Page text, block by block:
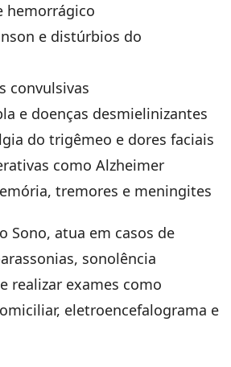
hemorrágico
e distúrbios do
convulsivas
e doenças desmielinizantes
do trigêmeo e dores faciais
como Alzheimer
tremores e meningites
Sono, atua em casos de
sonolência
realizar exames como
eletroencefalograma e